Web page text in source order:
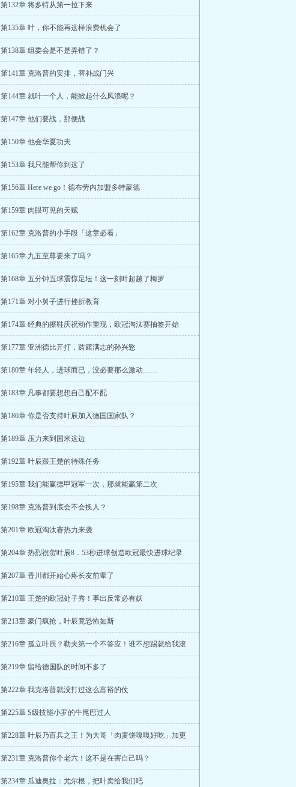
第132章 将多特从第一拉下来
第135章 叶，你不能再这样浪费机会了
第138章 组委会是不是弄错了？
第141章 克洛普的安排，替补战门兴
第144章 就叶一个人，能掀起什么风浪呢？
第147章 他们要战，那便战
第150章 他会华夏功夫
第153章 我只能帮你到这了
第156章 Here we go！德布劳内加盟多特蒙德
第159章 肉眼可见的天赋
第162章 克洛普的小手段「这章必看」
第165章 九五至尊要来了吗？
第168章 五分钟五球震惊足坛！这一刻叶超越了梅罗
第171章 对小舅子进行挫折教育
第174章 经典的擦鞋庆祝动作重现，欧冠淘汰赛抽签开始
第177章 亚洲德比开打，踌躇满志的孙兴慜
第180章 年轻人，进球而已，没必要那么激动……
第183章 凡事都要想想自己配不配
第186章 你是否支持叶辰加入德国国家队？
第189章 压力来到国米这边
第192章 叶辰跟王楚的特殊任务
第195章 我们能赢德甲冠军一次，那就能赢第二次
第198章 克洛普到底会不会换人？
第201章 欧冠淘汰赛热力来袭
第204章 热烈祝贺叶辰8．53秒进球创造欧冠最快进球纪录
第207章 香川都开始心疼长友前辈了
第210章 王楚的欧冠处子秀！事出反常必有妖
第213章 豪门疯抢，叶辰竟恐怖如斯
第216章 孤立叶辰？勒夫第一个不答应！谁不想踢就给我滚
第219章 留给德国队的时间不多了
第222章 我克洛普就没打过这么富裕的仗
第225章 S级技能小罗的牛尾巴过人
第228章 叶辰乃百兵之王！为大哥「肉麦饼嘎嘎好吃」加更
第231章 克洛普你个老六！这不是在害自己吗？
第234章 瓜迪奥拉：尤尔根，把叶卖给我们吧